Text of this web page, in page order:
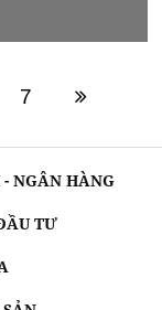
7
NGÂN HÀNG
TƯ